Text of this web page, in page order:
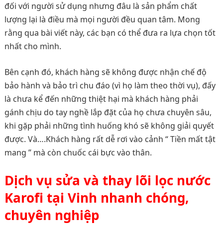
đối với người sử dụng nhưng đâu là sản phẩm chất
lượng lại là điều mà mọi người đều quan tâm. Mong
rằng qua bài viết này, các bạn có thể đưa ra lựa chọn tốt
nhất cho mình.
Bên cạnh đó, khách hàng sẽ không được nhận chế độ
bảo hành và bảo trì chu đáo (vì họ làm theo thời vụ), đấy
là chưa kể đến những thiệt hại mà khách hàng phải
gánh chịu do tay nghề lắp đặt của họ chưa chuyên sâu,
khi gặp phải những tình huống khó sẽ không giải quyết
được. Và….Khách hàng rất dễ rơi vào cảnh “ Tiền mất tật
mang ” mà còn chuốc cái bực vào thân.
Dịch vụ sửa và thay lõi lọc nước
Karofi tại Vinh nhanh chóng,
chuyên nghiệp